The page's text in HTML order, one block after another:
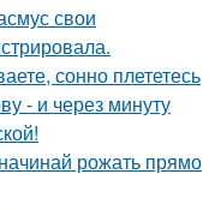
свои
сонно плететесь
- и через минуту
рожать прямо